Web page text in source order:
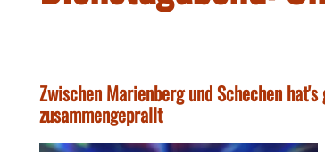
Zwischen Marienberg und Schechen
zusammengeprallt